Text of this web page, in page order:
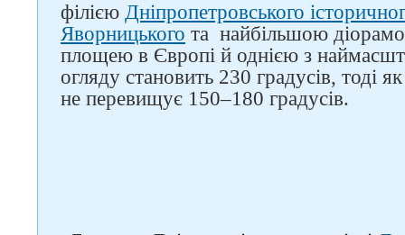
філією Дніпропетровського
Яворницького та найбільшою
площею в Європі й однією з
огляду становить 230 градусів, тоді
не перевищує 150–180 градусів.